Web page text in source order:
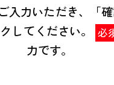
入力いただき、「
してください。
必
力です。